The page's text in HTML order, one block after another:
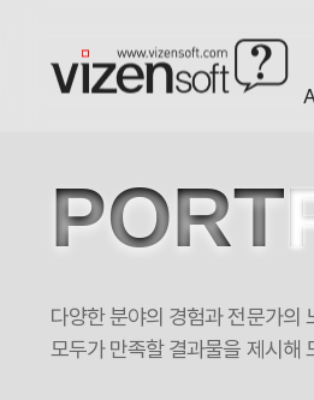
에스티교육연구원 포트폴리오
PORT
다양한 분야의 경험과 전문가의
모두가 만족할 결과물을 제시해